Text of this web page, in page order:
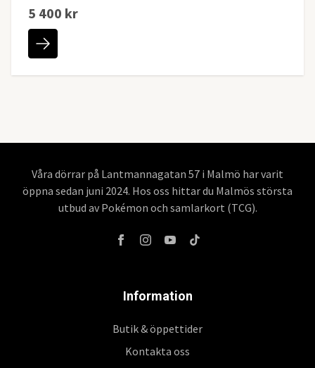
5 400 kr
Våra dörrar på Lantmannagatan 57 i Malmö har varit
öppna sedan juni 2024. Hos oss hittar du Malmös största
utbud av Pokémon och samlarkort (TCG).
Information
Butik & öppettider
Kontakta oss